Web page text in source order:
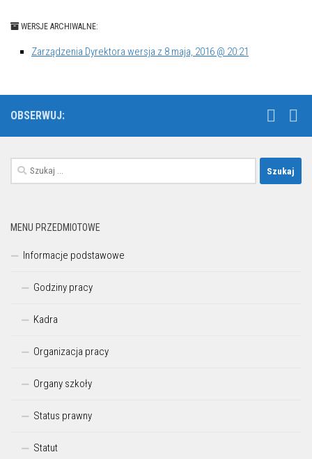
WERSJE ARCHIWALNE:
Zarządzenia Dyrektora wersja z 8 maja, 2016 @ 20:21
OBSERWUJ:
Szukaj:
MENU PRZEDMIOTOWE
Informacje podstawowe
Godziny pracy
Kadra
Organizacja pracy
Organy szkoły
Status prawny
Statut